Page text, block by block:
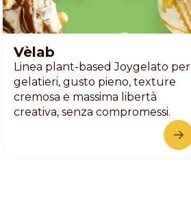
Vèlab
Linea plant-based Joygelato per
gelatieri, gusto pieno, texture
cremosa e massima libertà
creativa, senza compromessi.